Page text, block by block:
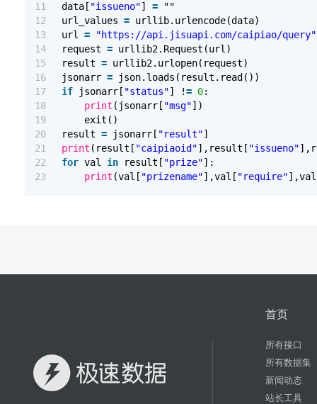
11
12
13
14
15
16
17
18
19
20
21
22
23
data[ "issueno"] =
""
url_values = urllib.urlencode(data)
url =
"https://api.jisuapi.com/caipiao/query"
request = urllib2.Request(url)
result = urllib2.urlopen(request)
jsonarr =
json.loads(result.read())
if
jsonarr[ "status"] != 0:
print (jsonarr[ "msg"])
exit()
result = jsonarr[ "result"]
print (result[ "caipiaoid"],result[ "issueno"
for val in result[ "prize"]:
print (val[ "prizename"],val[ "require"
首页
所有接口
所有数据集
新闻动态
站长工具